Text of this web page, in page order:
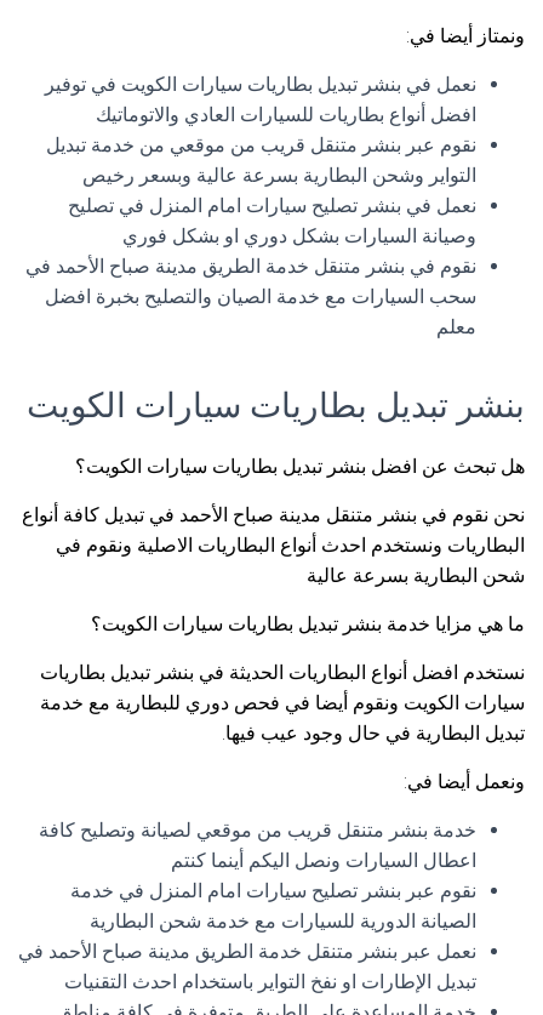
ونمتاز أيضا في:
نعمل في بنشر تبديل بطاريات سيارات الكويت في توفير
افضل أنواع بطاريات للسيارات العادي والاتوماتيك
نقوم عبر بنشر متنقل قريب من موقعي من خدمة تبديل
التواير وشحن البطارية بسرعة عالية وبسعر رخيص
نعمل في بنشر تصليح سيارات امام المنزل في تصليح
وصيانة السيارات بشكل دوري او بشكل فوري
نقوم في بنشر متنقل خدمة الطريق مدينة صباح الأحمد في
سحب السيارات مع خدمة الصيان والتصليح بخبرة افضل
معلم
بنشر تبديل بطاريات سيارات الكويت
هل تبحث عن افضل بنشر تبديل بطاريات سيارات الكويت؟
نحن نقوم في بنشر متنقل مدينة صباح الأحمد في تبديل كافة أنواع
البطاريات ونستخدم احدث أنواع البطاريات الاصلية ونقوم في
شحن البطارية بسرعة عالية
ما هي مزايا خدمة بنشر تبديل بطاريات سيارات الكويت؟
نستخدم افضل أنواع البطاريات الحديثة في بنشر تبديل بطاريات
سيارات الكويت ونقوم أيضا في فحص دوري للبطارية مع خدمة
تبديل البطارية في حال وجود عيب فيها.
ونعمل أيضا في:
خدمة بنشر متنقل قريب من موقعي لصيانة وتصليح كافة
اعطال السيارات ونصل اليكم أينما كنتم
نقوم عبر بنشر تصليح سيارات امام المنزل في خدمة
الصيانة الدورية للسيارات مع خدمة شحن البطارية
نعمل عبر بنشر متنقل خدمة الطريق مدينة صباح الأحمد في
تبديل الإطارات او نفخ التواير باستخدام احدث التقنيات